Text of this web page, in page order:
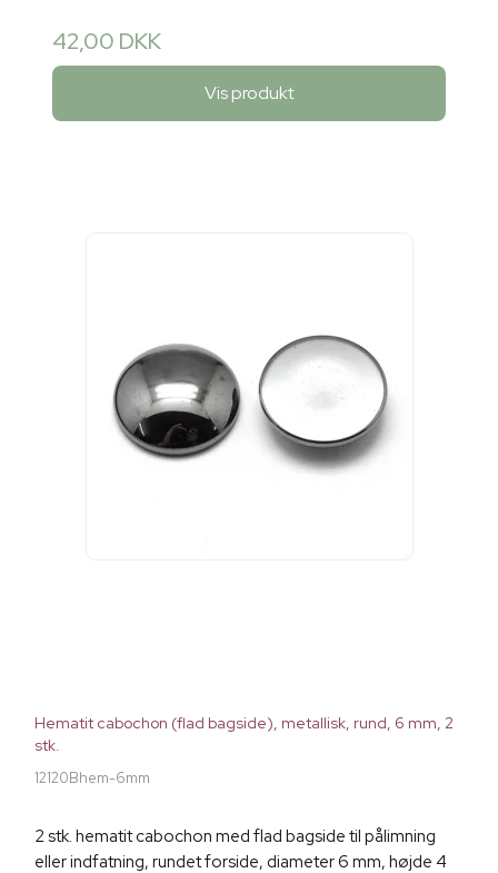
42,00 DKK
Vis produkt
Hematit cabochon (flad bagside), metallisk, rund, 6 mm, 2
stk.
12120Bhem-6mm
2 stk. hematit cabochon med flad bagside til pålimning
eller indfatning, rundet forside, diameter 6 mm, højde 4